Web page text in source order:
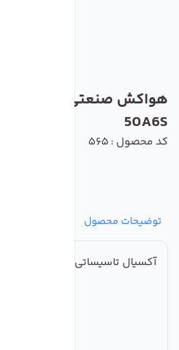
50A6S
کد محصول : 565
توضیحات محصول
آکسیال تاسیساتی